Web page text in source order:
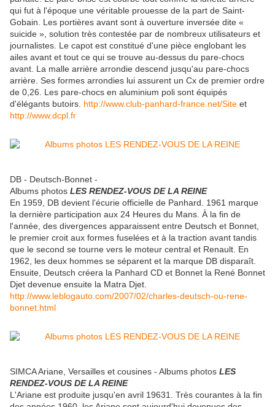
qui fut à l'époque une véritable prouesse de la part de Saint-
Gobain. Les portières avant sont à ouverture inversée dite «
suicide », solution très contestée par de nombreux utilisateurs et
journalistes. Le capot est constitué d'une pièce englobant les
ailes avant et tout ce qui se trouve au-dessus du pare-chocs
avant. La malle arrière arrondie descend jusqu'au pare-chocs
arrière. Ses formes arrondies lui assurent un Cx de premier ordre
de 0,26. Les pare-chocs en aluminium poli sont équipés
d'élégants butoirs. http://www.club-panhard-france.net/Site et
http://www.dcpl.fr
DB - Deutsch-Bonnet -
Albums photos LES RENDEZ-VOUS DE LA REINE
En 1959, DB devient l'écurie officielle de Panhard. 1961 marque
la dernière participation aux 24 Heures du Mans. À la fin de
l'année, des divergences apparaissent entre Deutsch et Bonnet,
le premier croit aux formes fuselées et à la traction avant tandis
que le second se tourne vers le moteur central et Renault. En
1962, les deux hommes se séparent et la marque DB disparaît.
Ensuite, Deutsch créera la Panhard CD et Bonnet la René Bonnet
Djet devenue ensuite la Matra Djet.
http://www.leblogauto.com/2007/02/charles-deutsch-ou-rene-
bonnet.html
SIMCA Ariane, Versailles et cousines - Albums photos LES
RENDEZ-VOUS DE LA REINE
L'Ariane est produite jusqu'en avril 19631. Très courantes à la fin